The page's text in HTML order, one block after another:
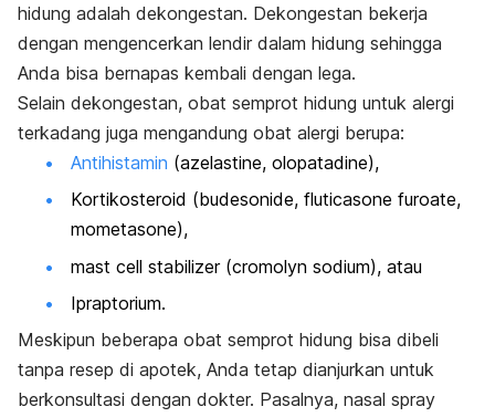
hidung adalah dekongestan. Dekongestan bekerja
dengan mengencerkan lendir dalam hidung sehingga
Anda bisa bernapas kembali dengan lega.
Selain dekongestan, obat semprot hidung untuk alergi
terkadang juga mengandung obat alergi berupa:
Antihistamin (azelastine, olopatadine),
Kortikosteroid (budesonide, fluticasone furoate,
mometasone),
mast cell stabilizer (cromolyn sodium), atau
Ipraptorium.
Meskipun beberapa obat semprot hidung bisa dibeli
tanpa resep di apotek, Anda tetap dianjurkan untuk
berkonsultasi dengan dokter. Pasalnya, nasal spray